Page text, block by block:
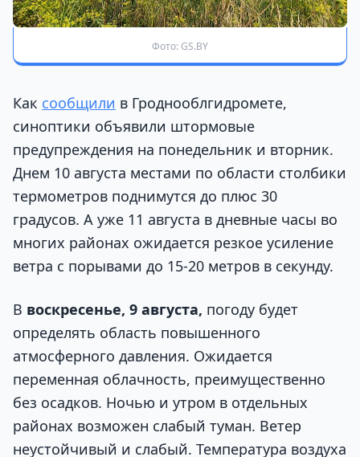
Фото: GS.BY
Как сообщили в Гроднооблгидромете,
синоптики объявили штормовые
предупреждения на понедельник и вторник.
Днем 10 августа местами по области столбики
термометров поднимутся до плюс 30
градусов. А уже 11 августа в дневные часы во
многих районах ожидается резкое усиление
ветра с порывами до 15-20 метров в секунду.
В воскресенье, 9 августа, погоду будет
определять область повышенного
атмосферного давления. Ожидается
переменная облачность, преимущественно
без осадков. Ночью и утром в отдельных
районах возможен слабый туман. Ветер
неустойчивый и слабый. Температура воздуха